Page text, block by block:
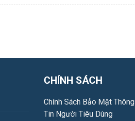
CHÍNH SÁCH
Chính Sách Bảo Mật Thông
Tin Người Tiêu Dùng